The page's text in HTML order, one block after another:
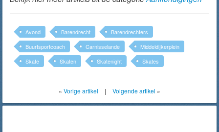
Avond Barendrecht
Barendrechters
Buurtsportcoach
Carnisselande
Middeldijkerplein
Skate
Skaten Skatenight Skates
« Vorige artikel | Volgende artikel »